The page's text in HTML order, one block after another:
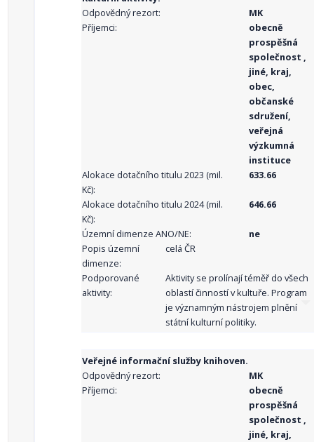
Odpovědný rezort:
MK
Příjemci:
obecně
prospěšná
společnost ,
jiné, kraj,
obec,
občanské
sdružení,
veřejná
výzkumná
instituce
Alokace dotačního titulu 2023 (mil.
Kč):
633.66
Alokace dotačního titulu 2024 (mil.
Kč):
646.66
Územní dimenze ANO/NE:
ne
Popis územní
dimenze:
celá ČR
Podporované
aktivity:
Aktivity se prolínají téměř do všech
oblastí činností v kultuře. Program
je významným nástrojem plnění
státní kulturní politiky.
Veřejné informační služby knihoven.
Odpovědný rezort:
MK
Příjemci:
obecně
prospěšná
společnost ,
jiné, kraj,